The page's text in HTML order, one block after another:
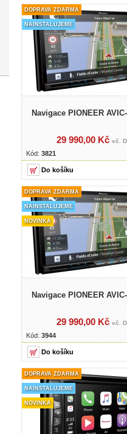
DOPRAVA ZDARMA
NAINSTALUJEME
Navigace PIONEER
29 990,00 Kč vč.
Kód: 3821
DOPRAVA ZDARMA
NAINSTALUJEME
NOVINKA
Navigace PIONEER
29 990,00 Kč vč.
Kód: 3944
DOPRAVA ZDARMA
NAINSTALUJEME
NOVINKA